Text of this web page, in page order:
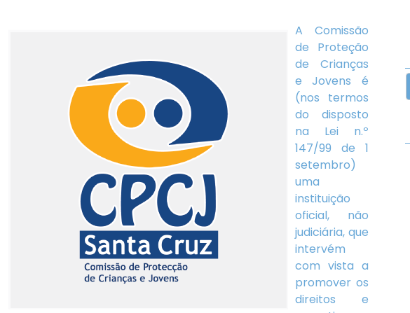
A Comissão
de Proteção
de Crianças
e Jovens é
(nos termos
do disposto
na Lei n.º
147/99 de 1
setembro)
uma
instituição
oficial, não
judiciária, que
intervém
com vista a
promover os
direitos e